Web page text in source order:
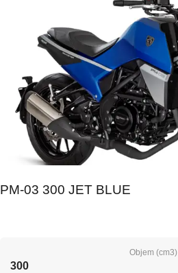
PM-03 300 JET BLUE
Objem (cm3)
300